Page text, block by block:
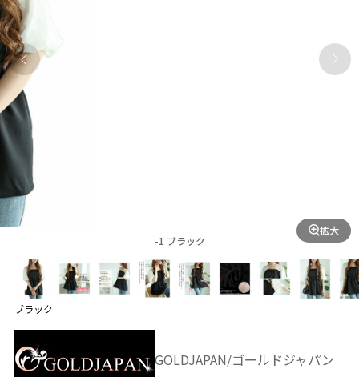
-1 ブラック
拡大
ブラック
GOLDJAPAN/ゴールドジャパン